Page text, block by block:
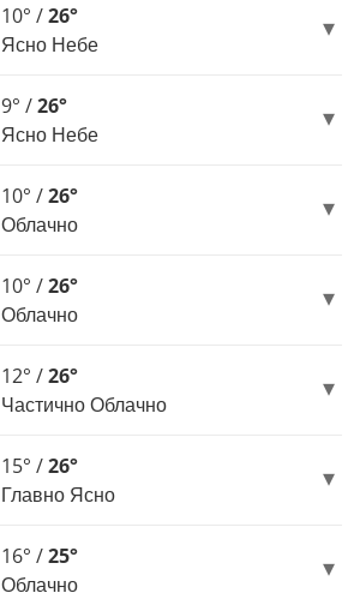
10° /26°
Ясно Небе
9° /26°
Ясно Небе
10° /26°
Облачно
10° /26°
Облачно
12° /26°
Частично Облачно
15° /26°
Главно Ясно
16° /25°
Облачно